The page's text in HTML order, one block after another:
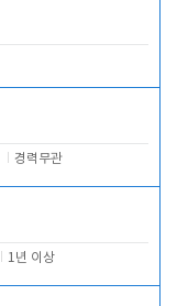
경력무관
1년 이상